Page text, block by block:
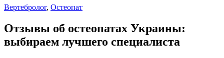
Вертебролог, Остеопат
Отзывы об остеопатах Украины:
выбираем лучшего специалиста